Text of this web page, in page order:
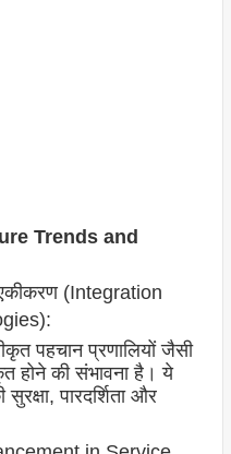
Trends and
एकीकरण (Integration
पहचान प्रणालियों जैसी
होने की संभावना है। ये
पारदर्शिता और